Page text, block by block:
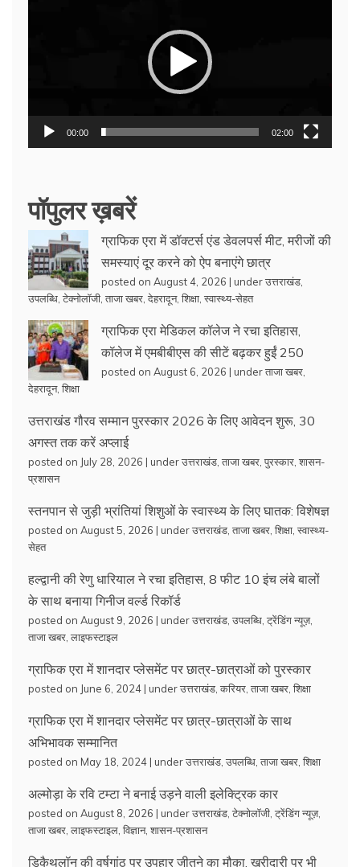
00:00 02:00
पॉपुलर ख़बरें
ग्राफिक एरा में डॉक्टर्स एंड डेवलपर्स मीट, मरीजों की
समस्याएं दूर करने को ऐप बनाएंगे छात्र
posted on August 4, 2026 | underउत्तराखंड
उपलब्धि टेक्नोलॉजी ताजा खबर देहरादून, शिक्षा स्वास्थ्य-सेहत
ग्राफिक एरा मेडिकल कॉलेज ने रचा इतिहास,
कॉलेज में एमबीबीएस की सीटें बढ़कर हुईं 250
posted on August 6, 2026 | underताजा खबर
देहरादून, शिक्षा
उत्तराखंड गौरव सम्मान पुरस्कार 2026 के लिए आवेदन शुरू, 30
अगस्त तक करें अप्लाई
posted on July 28, 2026 | underउत्तराखंड ताजा खबर पुरस्कार शासन-
प्रशासन
स्तनपान से जुड़ी भ्रांतियां शिशुओं के स्वास्थ्य के लिए घातक: विशेषज्ञ
posted on August 5, 2026 | underउत्तराखंड ताजा खबर शिक्षा स्वास्थ्य-
सेहत
हल्द्वानी की रेणु धारियाल ने रचा इतिहास, 8 फीट 10 इंच लंबे बालों
के साथ बनाया गिनीज वर्ल्ड रिकॉर्ड
posted on August 9, 2026 | underउत्तराखंड उपलब्धि ट्रेंडिंग न्यूज़,
ताजा खबर लाइफस्टाइल
ग्राफिक एरा में शानदार प्लेसमेंट पर छात्र-छात्राओं को पुरस्कार
posted on June 6, 2024 | underउत्तराखंड करियर ताजा खबर शिक्षा
ग्राफिक एरा में शानदार प्लेसमेंट पर छात्र-छात्राओं के साथ
अभिभावक सम्मानित
posted on May 18, 2024 | underउत्तराखंड उपलब्धि ताजा खबर शिक्षा
अल्मोड़ा के रवि टम्टा ने बनाई उड़ने वाली इलेक्ट्रिक कार
posted on August 8, 2026 | underउत्तराखंड टेक्नोलॉजी ट्रेंडिंग न्यूज़,
ताजा खबर लाइफस्टाइल विज्ञान, शासन-प्रशासन
डिकैथलॉन की वर्षगांठ पर उपहार जीतने का मौका, खरीदारी पर भी